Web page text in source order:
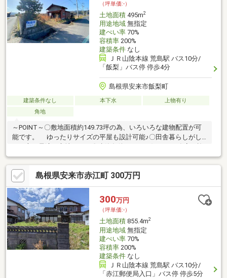
（坪単価:-）
土地面積495m2
用途地域無指定
建ぺい率70%
容積率200%
建築条件なし
ＪＲ山陰本線 荒島駅 バス10分/
「飯梨」バス停 停歩4分
島根県安来市飯梨町
建築条件なし 本下水
上物有り
角地
～POINT～〇敷地面積約149.73坪の為、いろいろな建物配置が可
能です。 ゆったりサイズの平屋も設計可能♪〇田舎暮らしがし
工可能です！〇上水道・下水道について：前面道路まで本管があ
り、敷地内へ引込が必要になります※水道負担金別途要。下水道
受益者負担金別途要（㎡当り380円）〇敷地内には倉庫があり現
状渡しとなります。▼解体される場合の解体費は買主様負担とな
ります。▼市街化調整区域内≪34条12号緩和区域≫ 43条許可必
要 自己居住用建築可＜周辺環境＞・飯梨小学校まで徒歩約10
分・第三中学校まで徒歩約53分
島根県安来市赤江町 300万円
300万円
（坪単価:-）
土地面積855.4m2
用途地域無指定
建ぺい率70%
容積率200%
建築条件なし
ＪＲ山陰本線 荒島駅 バス10分/
「赤江郵便局入口」バス停 停歩5分